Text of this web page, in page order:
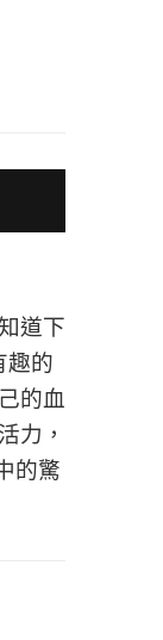
道下
趣的
的血
力，
的驚